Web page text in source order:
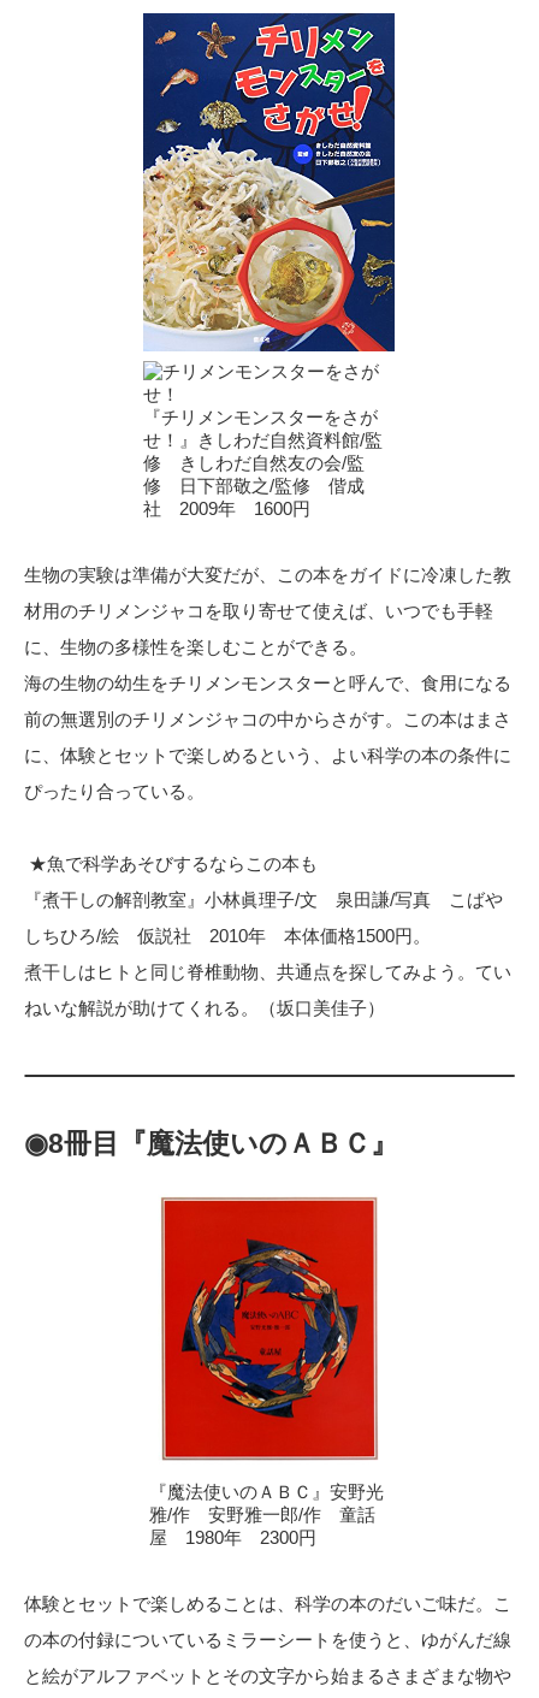
『チリメンモンスターをさが
せ！』きしわだ自然資料館/監
修 きしわだ自然友の会/監
修 日下部敬之/監修 偕成
社 2009年 1600円
生物の実験は準備が大変だが、この本をガイドに冷凍した教
材用のチリメンジャコを取り寄せて使えば、いつでも手軽
に、生物の多様性を楽しむことができる。
海の生物の幼生をチリメンモンスターと呼んで、食用になる
前の無選別のチリメンジャコの中からさがす。この本はまさ
に、体験とセットで楽しめるという、よい科学の本の条件に
ぴったり合っている。
★魚で科学あそびするならこの本も
『煮干しの解剖教室』小林眞理子/文 泉田謙/写真 こばや
しちひろ/絵 仮説社 2010年 本体価格1500円。
煮干しはヒトと同じ脊椎動物、共通点を探してみよう。てい
ねいな解説が助けてくれる。（坂口美佳子）
◉8冊目『魔法使いのＡＢＣ』
『魔法使いのＡＢＣ』安野光
雅/作 安野雅一郎/作 童話
屋 1980年 2300円
体験とセットで楽しめることは、科学の本のだいご味だ。こ
の本の付録についているミラーシートを使うと、ゆがんだ線
と絵がアルファベットとその文字から始まるさまざまな物や